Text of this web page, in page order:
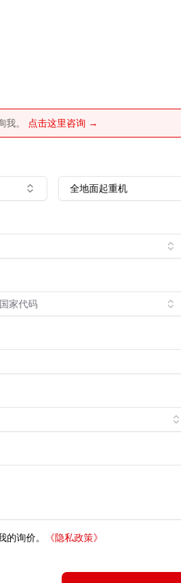
我。 点击这里咨询 →
全地面起重机
国家代码
询价。 《隐私政策》